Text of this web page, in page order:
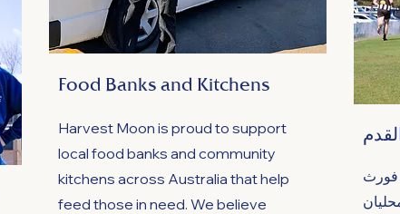
Food Banks and Kitchens
Harvest Moon is proud to support
local food banks and community
kitchens across Australia that help
feed those in need. We believe
فورث